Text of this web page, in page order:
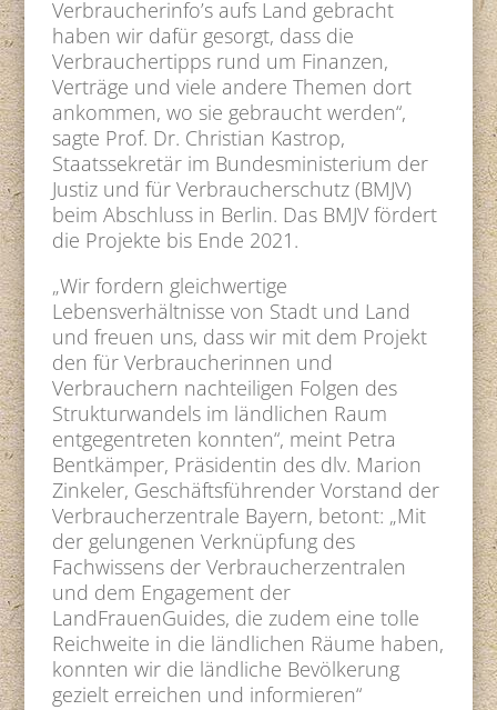
Verbraucherinfo’s aufs Land gebracht
haben wir dafür gesorgt, dass die
Verbrauchertipps rund um Finanzen,
Verträge und viele andere Themen dort
ankommen, wo sie gebraucht werden“,
sagte Prof. Dr. Christian Kastrop,
Staatssekretär im Bundesministerium der
Justiz und für Verbraucherschutz (BMJV)
beim Abschluss in Berlin. Das BMJV fördert
die Projekte bis Ende 2021.
„Wir fordern gleichwertige
Lebensverhältnisse von Stadt und Land
und freuen uns, dass wir mit dem Projekt
den für Verbraucherinnen und
Verbrauchern nachteiligen Folgen des
Strukturwandels im ländlichen Raum
entgegentreten konnten“, meint Petra
Bentkämper, Präsidentin des dlv. Marion
Zinkeler, Geschäftsführender Vorstand der
Verbraucherzentrale Bayern, betont: „Mit
der gelungenen Verknüpfung des
Fachwissens der Verbraucherzentralen
und dem Engagement der
LandFrauenGuides, die zudem eine tolle
Reichweite in die ländlichen Räume haben,
konnten wir die ländliche Bevölkerung
gezielt erreichen und informieren“